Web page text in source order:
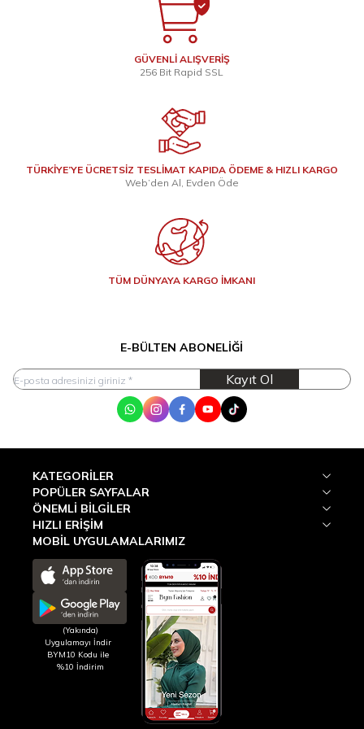
GÜVENLİ ALIŞVERİŞ
256 Bit Rapid SSL
TÜRKİYE’YE ÜCRETSİZ TESLİMAT KAPIDA ÖDEME & HIZLI KARGO
Web’den Al, Evden Öde
TÜM DÜNYAYA KARGO İMKANI
E-BÜLTEN ABONELIĞI
Kayıt Ol
WhatsApp
InstagramFacebook
YoutubeTik Tok
KATEGORILER
POPÜLER SAYFALAR
ÖNEMLI BILGILER
HIZLI ERIŞIM
MOBİL UYGULAMALARIMIZ
(Yakında)
Uygulamayı İndir
BYM10 Kodu ile
%10 İndirim